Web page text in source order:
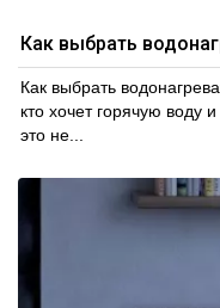
Как выбрать
Как выбрать
кто хочет горячую воду
это не...